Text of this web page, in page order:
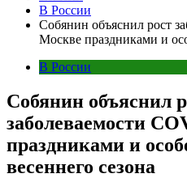
В России
Собянин объяснил рост
Москве праздниками и
В России
Собянин объяснил
заболеваемости
праздниками и
весеннего сезона